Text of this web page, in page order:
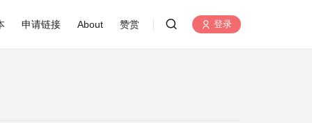
申请链接 About 赞赏 登录